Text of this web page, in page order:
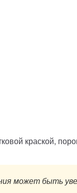
краской,
может быть